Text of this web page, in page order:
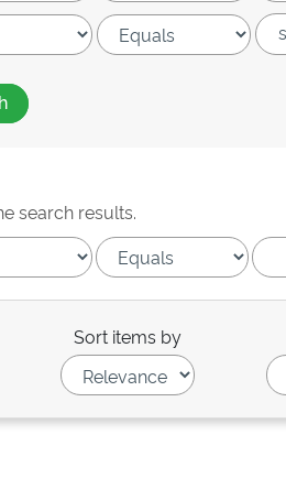
search results.
Sort items by